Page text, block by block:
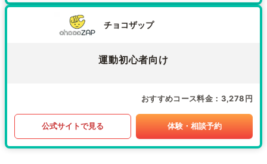
チョコザップ
運動初心者向け
おすすめコース料金 3,278円
公式サイトで見る 体験・相談予約